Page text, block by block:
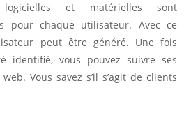
logicielles et matérielles sont
pour chaque utilisateur. Avec ce
peut être généré. Une fois
identifié, vous pouvez suivre ses
Vous savez s’il s’agit de clients